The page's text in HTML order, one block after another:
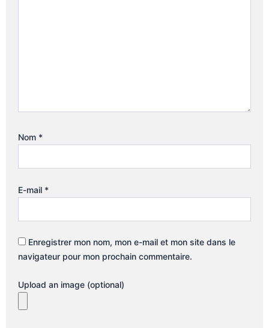
Nom *
E-mail *
Enregistrer mon nom, mon e-mail et mon site dans le
navigateur pour mon prochain commentaire.
Upload an image (optional)